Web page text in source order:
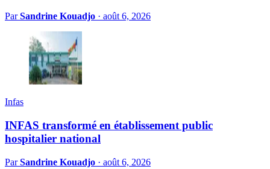
ParSandrine Kouadjo · août 6, 2026
Infas
INFAS transformé en établissement public
hospitalier national
ParSandrine Kouadjo · août 6, 2026